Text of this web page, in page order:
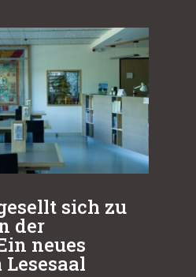
sich zu
der
neues